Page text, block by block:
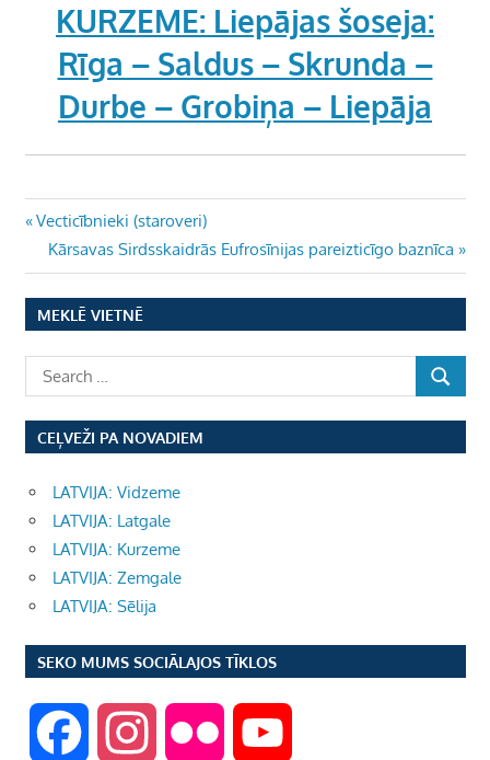
KURZEME: Liepājas šoseja:
Rīga – Saldus – Skrunda –
Durbe – Grobiņa – Liepāja
Ziņu
izvēlne
Previous
Post:
Vecticībnieki (staroveri)
Next
Post:
Kārsavas Sirdsskaidrās Eufrosīnijas pareizticīgo baznīca
MEKLĒ VIETNĒ
CEĻVEŽI PA NOVADIEM
LATVIJA: Vidzeme
LATVIJA: Latgale
LATVIJA: Kurzeme
LATVIJA: Zemgale
LATVIJA: Sēlija
SEKO MUMS SOCIĀLAJOS TĪKLOS